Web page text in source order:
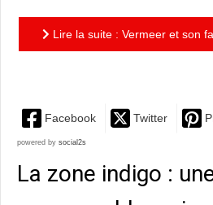
Lire la suite : Vermeer et son
Facebook Twitter
powered by social2s
La zone indigo :